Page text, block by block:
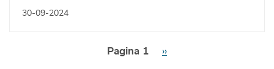
30-09-2024
Pagina 1
Volgende
››